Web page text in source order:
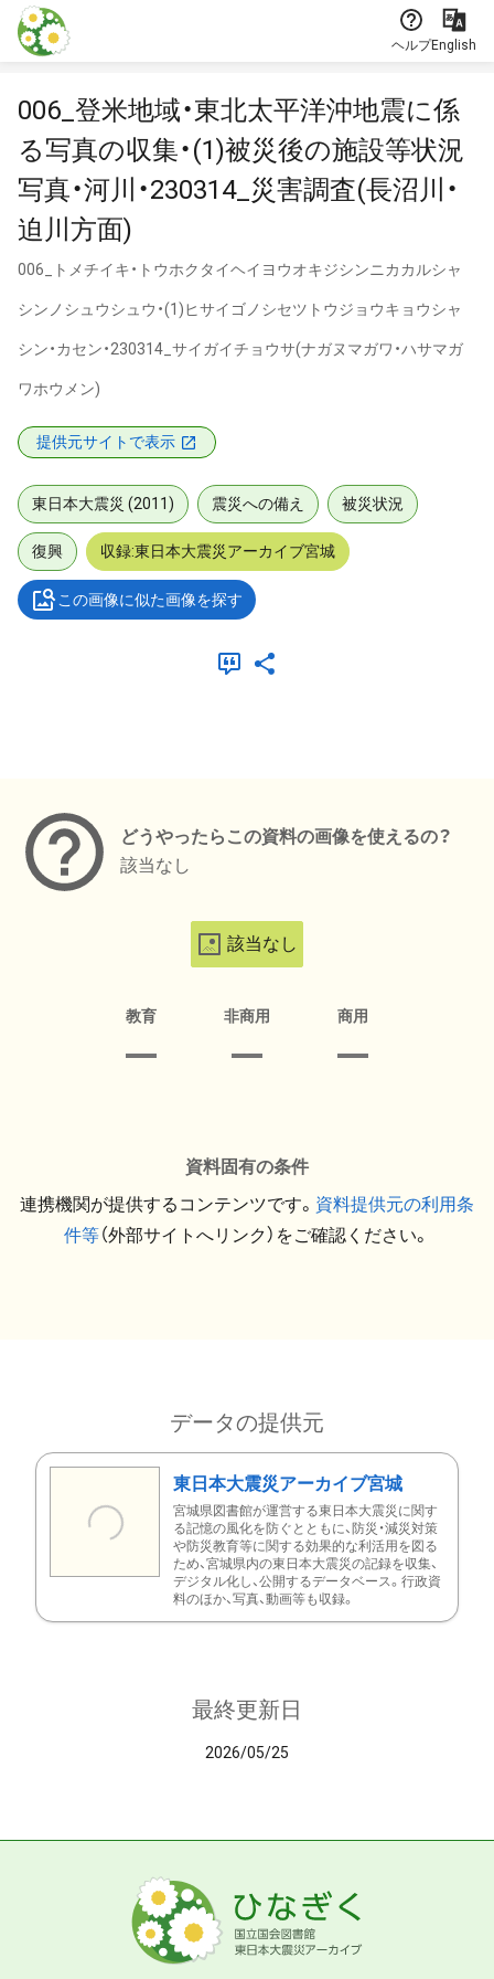
本文に飛ぶ
ヘルプEnglish
006_登米地域・東北太平洋沖地震に係
る写真の収集・(1)被災後の施設等状況
写真・河川・230314_災害調査(長沼川・
迫川方面)
006_トメチイキ・トウホクタイヘイヨウオキジシンニカカルシャ
シンノシュウシュウ・(1)ヒサイゴノシセツトウジョウキョウシャ
シン・カセン・230314_サイガイチョウサ(ナガヌマガワ・ハサマガ
ワホウメン)
提供元サイトで表示
東日本大震災 (2011) 震災への備え 被災状況
復興 収録:東日本大震災アーカイブ宮城
この画像に似た画像を探す
どうやったらこの資料の画像を使えるの？
該当なし
該当なし
教育 非商用 商用
資料固有の条件
連携機関が提供するコンテンツです。 資料提供元の利用条
件等（外部サイトへリンク）をご確認ください。
データの提供元
東日本大震災アーカイブ宮城
宮城県図書館が運営する東日本大震災に関す
る記憶の風化を防ぐとともに、防災・減災対策
や防災教育等に関する効果的な利活用を図る
ため、宮城県内の東日本大震災の記録を収集、
デジタル化し、公開するデータベース。行政資
料のほか、写真、動画等も収録。
最終更新日
2026/05/25